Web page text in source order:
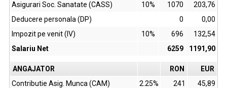
Asigurari Soc. Sanatate (CASS)
10% 1070
203,76
Deducere personala (DP)
0
0,00
Impozit pe venit (IV)
10% 696
132,54
Salariu Net
6259 1191,90
ANGAJATOR RON
EUR
Contributie Asig. Munca (CAM)
2.25% 241
45,89